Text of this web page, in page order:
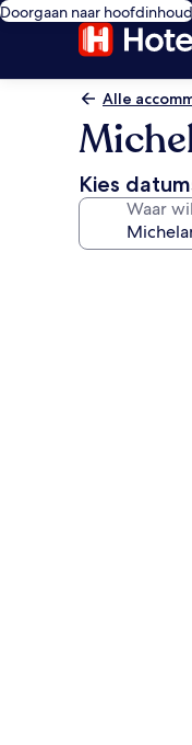
Doorgaan naar hoofdinhoud
Alle
Kies
Waar